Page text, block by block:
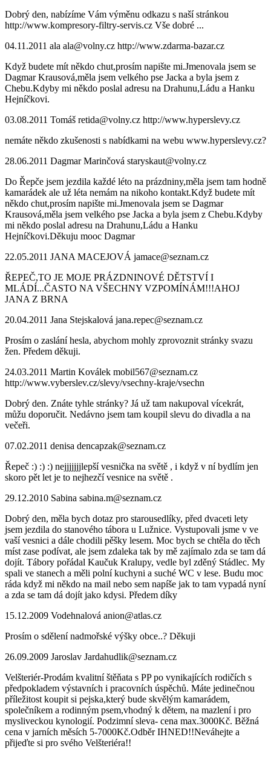
Dobrý den, nabízíme Vám výměnu odkazu s naší stránkou
http://www.kompresory-filtry-servis.cz Vše dobré ...
04.11.2011 ala ala@volny.cz http://www.zdarma-bazar.cz
Když budete mít někdo chut,prosím napište mi.Jmenovala jsem se
Dagmar Krausová,měla jsem velkého pse Jacka a byla jsem z
Chebu.Kdyby mi někdo poslal adresu na Drahunu,Ládu a Hanku
Hejníčkovi.
03.08.2011 Tomáš retida@volny.cz http://www.hyperslevy.cz
nemáte někdo zkušenosti s nabídkami na webu www.hyperslevy.cz?
28.06.2011 Dagmar Marinčová staryskaut@volny.cz
Do Řepče jsem jezdila každé léto na prázdniny,měla jsem tam hodně
kamarádek ale už léta nemám na nikoho kontakt.Když budete mít
někdo chut,prosím napište mi.Jmenovala jsem se Dagmar
Krausová,měla jsem velkého pse Jacka a byla jsem z Chebu.Kdyby
mi někdo poslal adresu na Drahunu,Ládu a Hanku
Hejníčkovi.Děkuju mooc Dagmar
22.05.2011 JANA MACEJOVÁ jamace@seznam.cz
ŘEPEČ,TO JE MOJE PRÁZDNINOVÉ DĚTSTVÍ I
MLÁDÍ...ČASTO NA VŠECHNY VZPOMÍNÁM!!!AHOJ
JANA Z BRNA
20.04.2011 Jana Stejskalová jana.repec@seznam.cz
Prosím o zaslání hesla, abychom mohly zprovoznit stránky svazu
žen. Předem děkuji.
24.03.2011 Martin Koválek mobil567@seznam.cz
http://www.vyberslev.cz/slevy/vsechny-kraje/vsechn
Dobrý den. Znáte tyhle stránky? Já už tam nakupoval vícekrát,
můžu doporučit. Nedávno jsem tam koupil slevu do divadla a na
večeři.
07.02.2011 denisa dencapzak@seznam.cz
Řepeč :) :) :) nejjjjjjjlepší vesnička na světě , i když v ní bydlím jen
skoro pět let je to nejhezčí vesnice na světě .
29.12.2010 Sabina sabina.m@seznam.cz
Dobrý den, měla bych dotaz pro starousedlíky, před dvaceti lety
jsem jezdila do stanového tábora u Lužnice. Vystupovali jsme v ve
vaší vesnici a dále chodili pěšky lesem. Moc bych se chtěla do těch
míst zase podívat, ale jsem zdaleka tak by mě zajímalo zda se tam dá
dojít. Tábory pořádal Kaučuk Kralupy, vedle byl zděný Stádlec. My
spali ve stanech a měli polní kuchyni a suché WC v lese. Budu moc
ráda když mi někdo na mail nebo sem napíše jak to tam vypadá nyní
a zda se tam dá dojít jako kdysi. Předem díky
15.12.2009 Vodehnalová anion@atlas.cz
Prosím o sdělení nadmořské výšky obce..? Děkuji
26.09.2009 Jaroslav Jardahudlik@seznam.cz
Velšteriér-Prodám kvalitní štěňata s PP po vynikajících rodičích s
předpokladem výstavních i pracovních úspěchů. Máte jedinečnou
příležitost koupit si pejska,který bude skvělým kamarádem,
společníkem a rodinným psem,vhodný k dětem, na mazlení i pro
mysliveckou kynologií. Podzimní sleva- cena max.3000Kč. Běžná
cena v jarních měsích 5-7000Kč.Odběr IHNED!!Neváhejte a
přijeďte si pro svého Velšteriéra!!